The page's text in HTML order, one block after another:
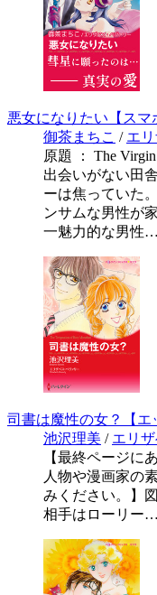
悪女になりたい【スマ
御茶まちこ / エ
原題 ： The Virgin
出会いがない田
ーは焦っていた
ンサムな男性が
一魅力的な男性…
司書は魔性の女？【エ
池沢理美 / エリ
【最終ページに
人物や漫画家の
みください。】
相手はローリー…